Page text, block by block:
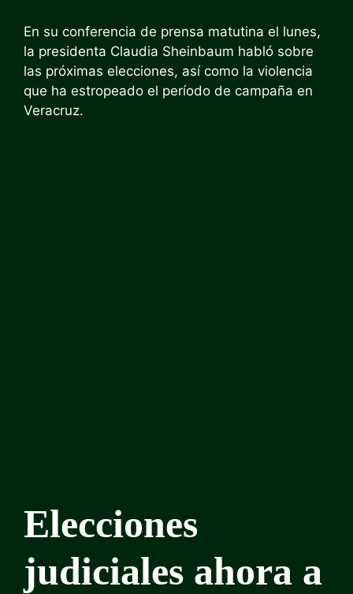
En su conferencia de prensa matutina el lunes,
la presidenta Claudia Sheinbaum habló sobre
las próximas elecciones, así como la violencia
que ha estropeado el período de campaña en
Veracruz.
Elecciones
judiciales ahora a